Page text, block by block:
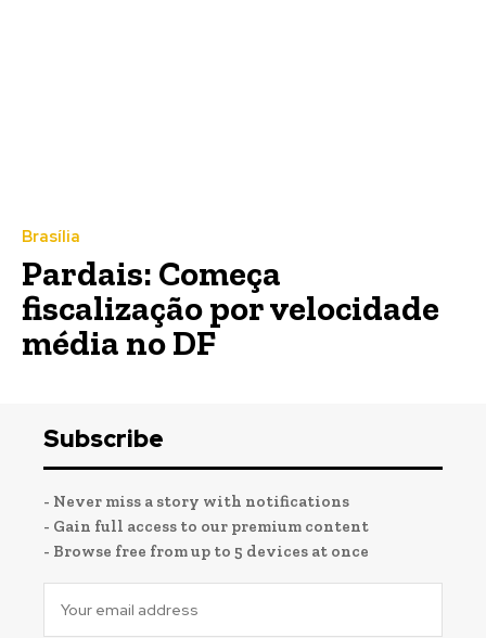
Brasília
Pardais: Começa
fiscalização por velocidade
média no DF
Subscribe
- Never miss a story with notifications
- Gain full access to our premium content
- Browse free from up to 5 devices at once